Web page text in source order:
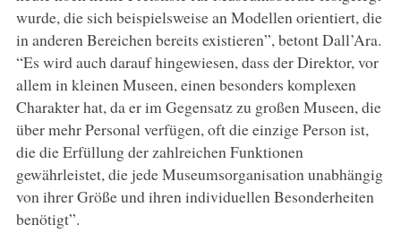
wurde, die sich beispielsweise an Modellen orientiert, die
in anderen Bereichen bereits existieren”, betont Dall’Ara.
“Es wird auch darauf hingewiesen, dass der Direktor, vor
allem in kleinen Museen, einen besonders komplexen
Charakter hat, da er im Gegensatz zu großen Museen, die
über mehr Personal verfügen, oft die einzige Person ist,
die die Erfüllung der zahlreichen Funktionen
gewährleistet, die jede Museumsorganisation unabhängig
von ihrer Größe und ihren individuellen Besonderheiten
benötigt”.